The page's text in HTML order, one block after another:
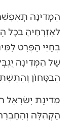
הַמְּדִינָה
לְאֶזְרָחֶיהָ בְּכָל
בְּחַיֵּי הַפְּרָט
שֶׁל הַמְּדִינָה
הַבִּטָּחוֹן
מְדִינַת יִשְׂרָאֵל
הַקְּהִלָּה